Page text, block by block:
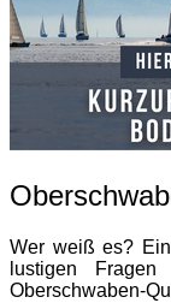
Wer weiß es?
lustigen
Oberschwaben-